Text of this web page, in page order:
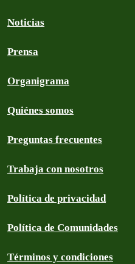
Noticias
Prensa
Organigrama
Quiénes somos
Preguntas frecuentes
Trabaja con nosotros
Política de privacidad
Política de Comunidades
Términos y condiciones